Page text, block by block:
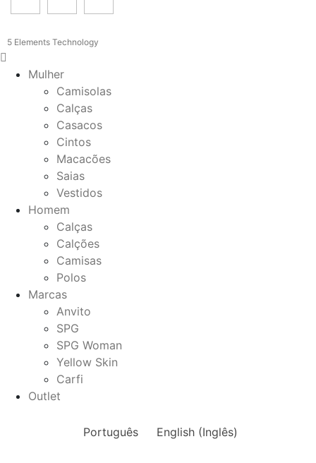
5 Elements Technology
Mulher
Camisolas
Calças
Casacos
Cintos
Macacões
Saias
Vestidos
Homem
Calças
Calções
Camisas
Polos
Marcas
Anvito
SPG
SPG Woman
Yellow Skin
Carfi
Outlet
Português English(Inglês)